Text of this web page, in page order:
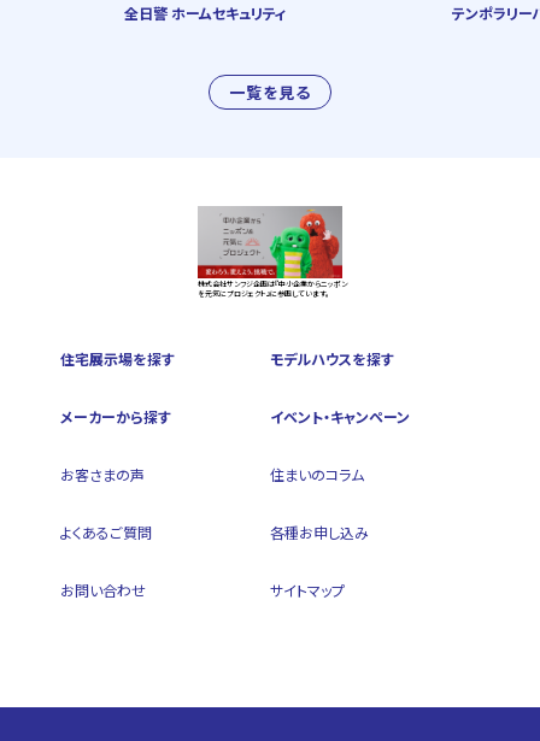
一覧を見る
全日警 ホームセキュリティ テンポラリー
株式会社サンフジ企画は『中小企業からニッポン
を元気にプロジェクト』に参画しています。
住宅展示場を探す モデルハウスを探す
メーカーから探す イベント・キャンペーン
お客さまの声 住まいのコラム
よくあるご質問 各種お申し込み
お問い合わせ サイトマップ